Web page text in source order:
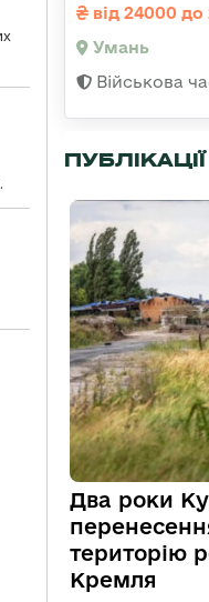
від 24000 до
Умань
Військова
ПУБЛІКАЦІЇ
Два роки
територію
Кремля